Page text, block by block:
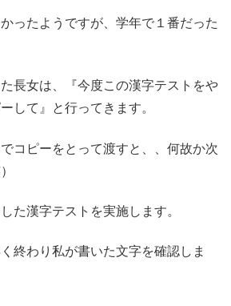
ったようですが、学年で１番だった
長女は、『今度この漢字テストをや
して』と行ってきます。
コピーをとって渡すと、、何故か次
た漢字テストを実施します。
終わり私が書いた文字を確認しま